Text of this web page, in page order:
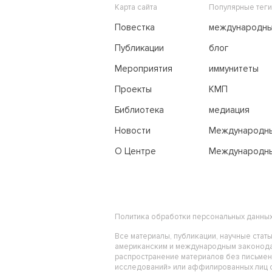
Карта сайта
Повестка
Публикации
Мероприятия
Проекты
Библиотека
Новости
О Центре
Популярные теги
блог
иммунитеты
КМП
медиация
праву
Политика обработки персональных
Все материалы, публикации, научные
американским и международным
распространение материалов без
исследований» или аффилированных лиц